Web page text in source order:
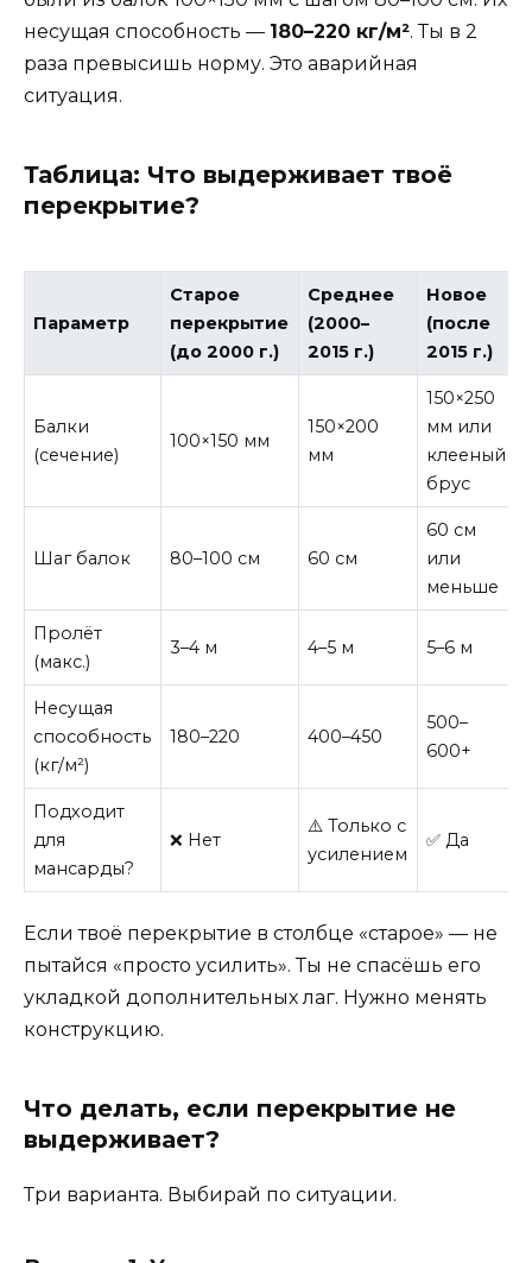
несущая способность — 180–220 кг/м². Ты в 2
раза превысишь норму. Это аварийная
ситуация.
Таблица: Что выдерживает твоё
перекрытие?
Параметр
Старое
перекрытие
(до 2000 г.)
Среднее
(2000–
2015 г.)
Новое
(после
2015 г.)
Балки
(сечение)
100×150 мм
150×200
мм
150×250
мм или
клееный
брус
Шаг балок 80–100 см 60 см
60 см
или
меньше
Пролёт
(макс.)
3–4 м 4–5 м 5–6 м
Несущая
способность
(кг/м²)
180–220 400–450
500–
600+
Подходит
для
мансарды?
❌ Нет
⚠️ Только с
усилением
✅ Да
Если твоё перекрытие в столбце «старое» — не
пытайся «просто усилить». Ты не спасёшь его
укладкой дополнительных лаг. Нужно менять
конструкцию.
Что делать, если перекрытие не
выдерживает?
Три варианта. Выбирай по ситуации.